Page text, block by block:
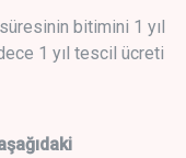
bitimini 1 yıl
1 yıl tescil ücreti